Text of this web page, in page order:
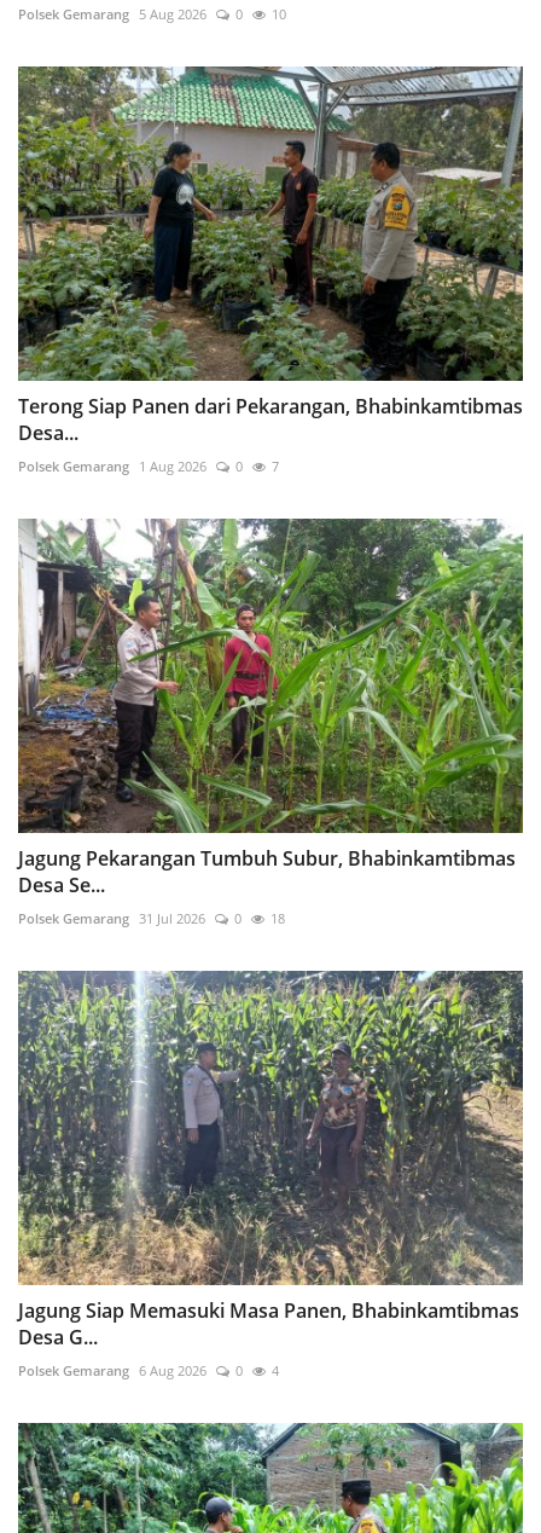
Polsek Gemarang 5 Aug 2026 0 10
Terong Siap Panen dari Pekarangan, Bhabinkamtibmas
Desa...
Polsek Gemarang 1 Aug 2026 0 7
Jagung Pekarangan Tumbuh Subur, Bhabinkamtibmas
Desa Se...
Polsek Gemarang 31 Jul 2026 0 18
Jagung Siap Memasuki Masa Panen, Bhabinkamtibmas
Desa G...
Polsek Gemarang 6 Aug 2026 0 4